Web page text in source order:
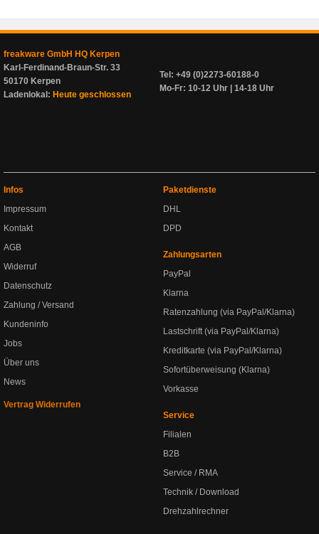
freakware GmbH HQ Kerpen
Karl-Ferdinand-Braun-Str. 33
50170 Kerpen
Ladenlokal: Heute geschlossen
Tel: +49 (0)2273-60188-0
Mo-Fr: 10-12 Uhr | 14-18 Uhr
Infos
Impressum
Kontakt
AGB
Widerruf
Datenschutz
Zahlung / Versand
Kundeninfo
Jobs
Über uns
News
Vertrag Widerrufen
Paketdienste
DHL
DPD
Zahlungsarten
PayPal
Klarna
Ratenzahlung (via PayPal/Klarna)
Lastschrift (via PayPal/Klarna)
Kreditkarte (via PayPal/Klarna)
Sofortüberweisung (Klarna)
Vorkasse
Service
Filialen
B2B
Service / RMA
Technik / Download
Drehzahlrechner